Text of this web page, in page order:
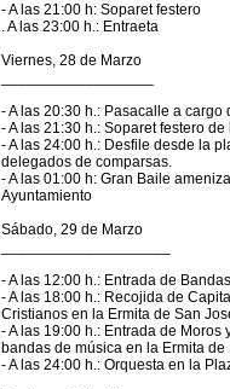
- A las 21:00 h: Soparet festero
. A las 23:00 h.: Entraeta
Viernes, 28 de Marzo
- A las 20:30 h.: Pasacalle a
- A las 21:30 h.: Soparet festero
- A las 24:00 h.: Desfile desde la
delegados de comparsas.
- A las 01:00 h: Gran Baile
Ayuntamiento
Sábado, 29 de Marzo
- A las 12:00 h.: Entrada de
- A las 18:00 h.: Recojida de
Cristianos en la Ermita de San
- A las 19:00 h.: Entrada de
bandas de música en la Ermita de
- A las 24:00 h.: Orquesta en la